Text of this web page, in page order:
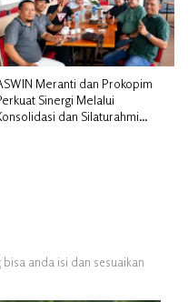
Meranti dan Prokopim
Sinergi Melalui
dan Silaturahmi
anda isi dan sesuaikan